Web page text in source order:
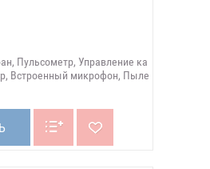
Пульсометр, Управление ка
Встроенный микрофон, Пыле